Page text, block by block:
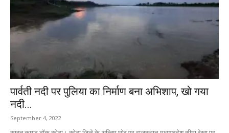
पार्वती नदी पर पुलिया का निर्माण बना अभिशाप, खो गया
नदी...
September 4, 2022